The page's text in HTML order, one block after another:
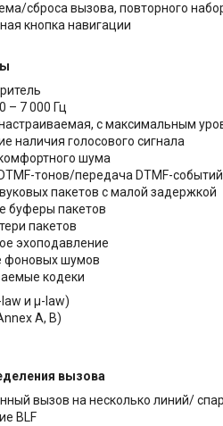
сброса вызова, повторного
кнопка навигации
– 7 000 Гц
с максимальным
наличия голосового сигнала
шума
тонов/передача DTMF-
пакетов с малой задержкой
буферы пакетов
пакетов
эхоподавление
фоновых шумов
кодеки
и µ-law)
A, B)
вызова
вызов на несколько линий/
BLF